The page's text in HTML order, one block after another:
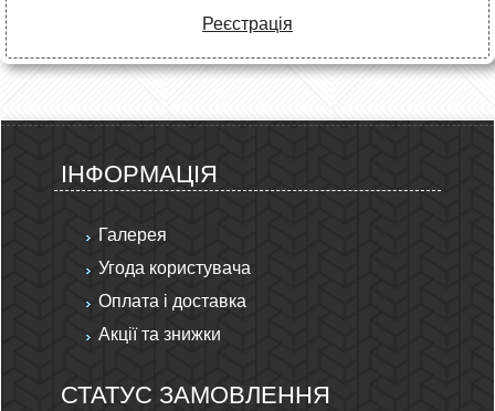
Реєстрація
ІНФОРМАЦІЯ
Галерея
Угода користувача
Оплата і доставка
Акції та знижки
СТАТУС ЗАМОВЛЕННЯ